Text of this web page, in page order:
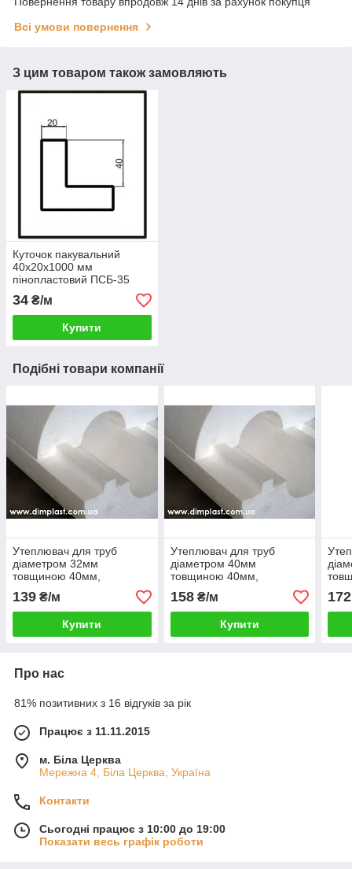
Всі умови повернення
З цим товаром також замовляють
Куточок пакувальний
40x20x1000 мм
пінопластовий ПСБ-35
34 ₴/м
Купити
Подібні товари компанії
Утеплювач для труб
діаметром 32мм
товщиною 40мм,
пінопласт ПСБ-С-35
139 ₴/м
Купити
Утеплювач для труб
діаметром 40мм
товщиною 40мм,
пінопласт ПСБ-С-35
158₴/м
Купити
172
Про нас
81% позитивних з 16 відгуків за рік
Працює з 11.11.2015
м. Біла Церква
Мережна 4, Біла Церква, Україна
Контакти
Сьогодні працює з 10:00 до 19:00
Показати весь графік роботи